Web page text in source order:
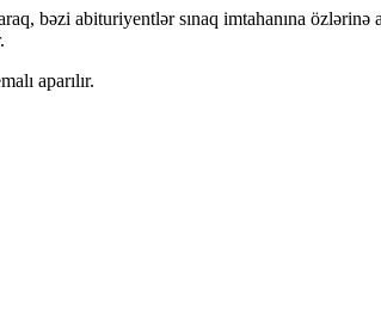
bəzi abituriyentlər sınaq imtahanına
aparılır.